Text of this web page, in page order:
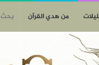
من هدي القرآن